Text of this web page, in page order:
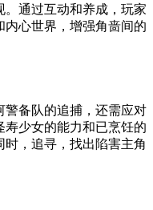
。通过互动和养成，玩家
心世界，增强角啬间的
警备队的追捕，还需应对
少女的能力和已烹饪的
，追寻，找出陷害主角